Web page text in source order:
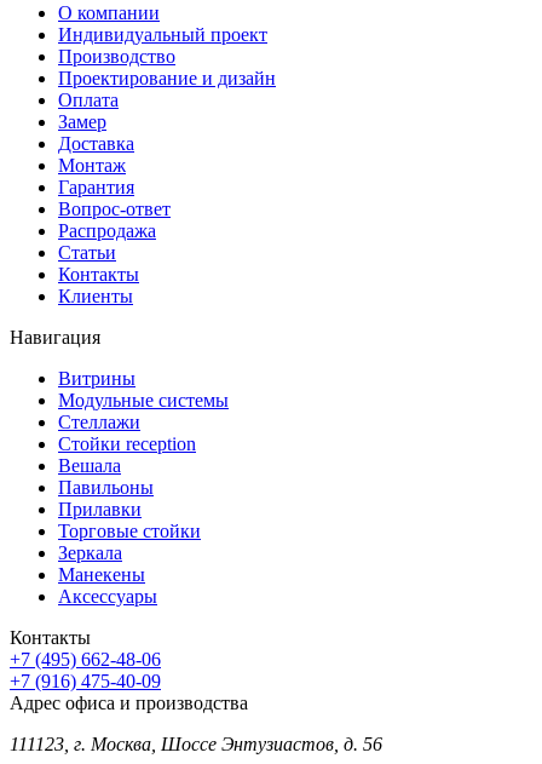
О компании
Индивидуальный проект
Производство
Проектирование и дизайн
Оплата
Замер
Доставка
Монтаж
Гарантия
Вопрос-ответ
Распродажа
Статьи
Контакты
Клиенты
Навигация
Витрины
Модульные системы
Стеллажи
Стойки reception
Вешала
Павильоны
Прилавки
Торговые стойки
Зеркала
Манекены
Аксессуары
Контакты
+7 (495) 662-48-06
+7 (916) 475-40-09
Адрес офиса и производства
111123, г. Москва, Шоссе Энтузиастов, д. 56